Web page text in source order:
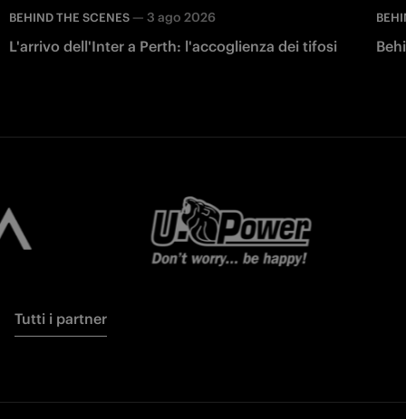
BEHIND THE SCENES — 3 ago 2026
L'arrivo dell'Inter a Perth: l'accoglienza dei tifosi
Tutti i partner